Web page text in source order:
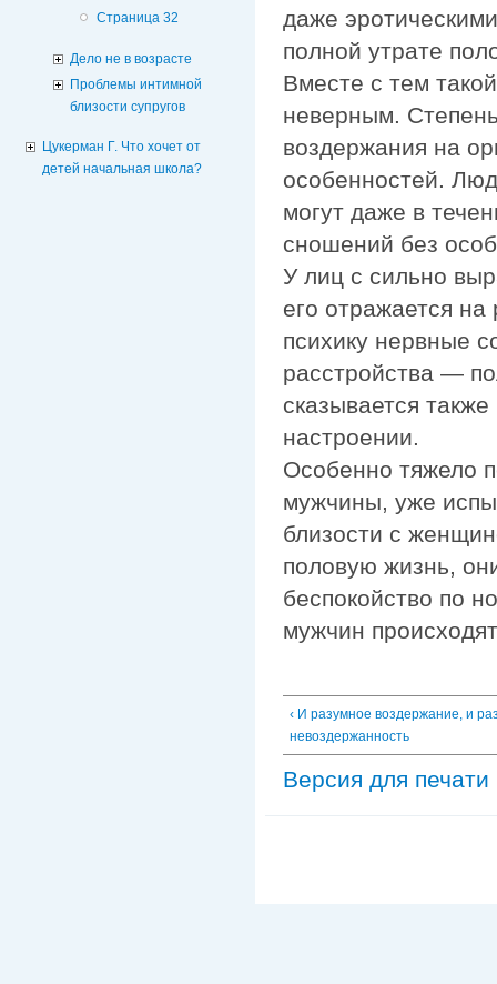
Страница 32
Дело не в возрасте
Проблемы интимной
близости супругов
Цукерман Г. Что хочет от
детей начальная школа?
даже
полной утрате
Вместе с тем
неверным.
воздержания на
особенностей.
могут даже в
сношений без
У лиц с сильно
его отражается
психику нервные
расстройства —
сказывается
настроении.
Особенно тяжело
мужчины, уже
близости с
половую жизнь,
беспокойство по
мужчин
‹ И разумное воздержание, и
невоздержанность
Версия для печати